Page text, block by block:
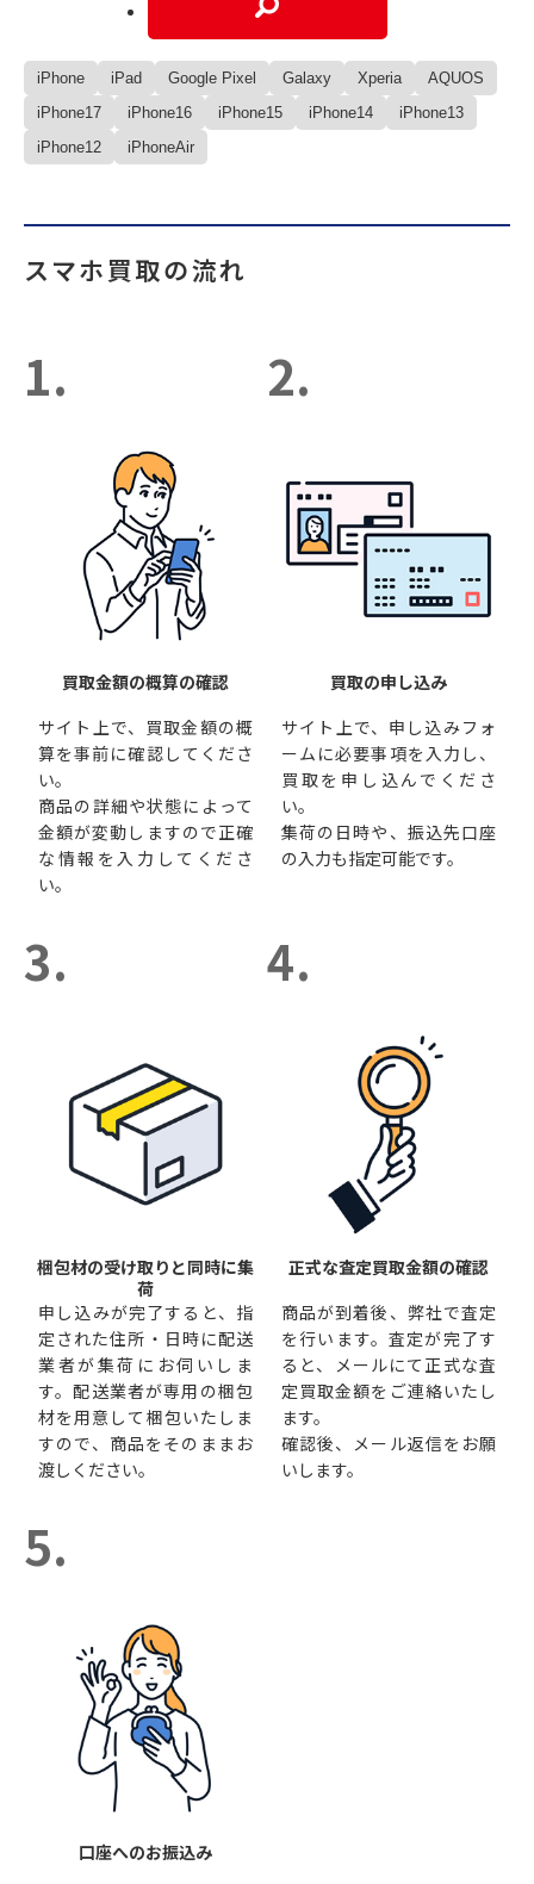
iPhone iPad Google Pixel Galaxy Xperia
AQUOS
iPhone17
iPhone16 iPhone15 iPhone14
iPhone13
iPhone12
iPhoneAir
スマホ買取の流れ
1.
買取金額の概算の確認
サイト上で、買取金額の概
算を事前に確認してくださ
い。
商品の詳細や状態によって
金額が変動しますので正確
な情報を入力してくださ
い。
2.
買取の申し込み
サイト上で、申し込みフォ
ームに必要事項を入力し、
買取を申し込んでくださ
い。
集荷の日時や、振込先口座
の入力も指定可能です。
3.
梱包材の受け取りと同時に集
荷
申し込みが完了すると、指
定された住所・日時に配送
業者が集荷にお伺いしま
す。配送業者が専用の梱包
材を用意して梱包いたしま
すので、商品をそのままお
渡しください。
4.
正式な査定買取金額の確認
商品が到着後、弊社で査定
を行います。査定が完了す
ると、メールにて正式な査
定買取金額をご連絡いたし
ます。
確認後、メール返信をお願
いします。
5.
口座へのお振込み